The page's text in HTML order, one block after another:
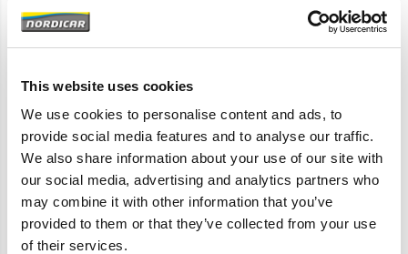
This website uses cookies
We use cookies to personalise content and ads, to
provide social media features and to analyse our traffic.
We also share information about your use of our site with
our social media, advertising and analytics partners who
may combine it with other information that you’ve
provided to them or that they’ve collected from your use
of their services.
Merk Simons
Artikelcode 460894-421-TYPE2
OE referentie 460894
Gerelateerde artikelen